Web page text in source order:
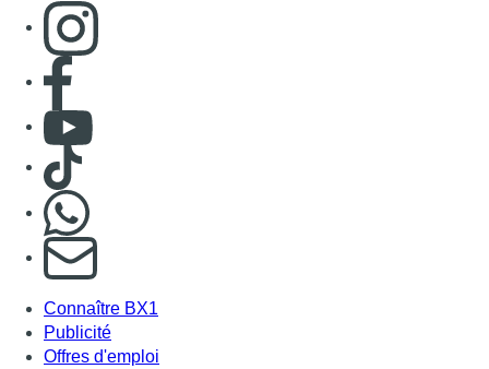
Consulter page Instagram
Consulter page Facebook
Consulter Youtube
Consulter TikTok
S'abonner à notre newsletter
Connaître BX1
Publicité
Offres d'emploi